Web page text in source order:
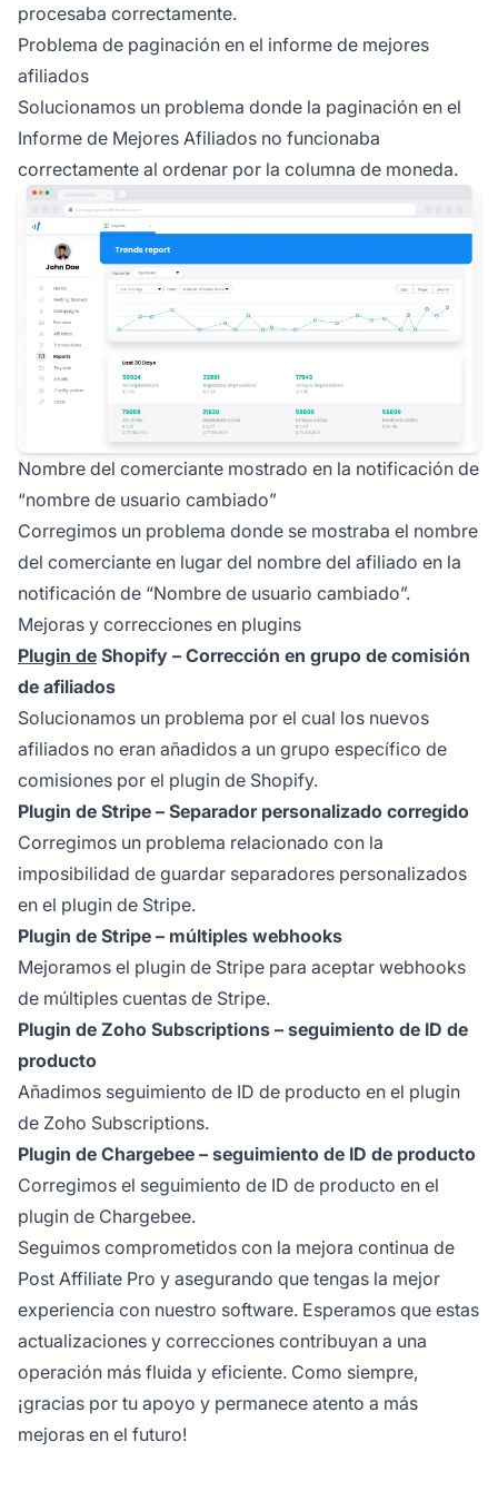
procesaba correctamente.
Problema de paginación en el informe de mejores
afiliados
Solucionamos un problema donde la paginación en el
Informe de Mejores Afiliados no funcionaba
correctamente al ordenar por la columna de moneda.
Nombre del comerciante mostrado en la notificación de
“nombre de usuario cambiado”
Corregimos un problema donde se mostraba el nombre
del comerciante en lugar del nombre del afiliado en la
notificación de “Nombre de usuario cambiado”.
Mejoras y correcciones en plugins
Plugin de Shopify – Corrección en grupo de comisión
de afiliados
Solucionamos un problema por el cual los nuevos
afiliados no eran añadidos a un grupo específico de
comisiones por el plugin de Shopify.
Plugin de Stripe – Separador personalizado corregido
Corregimos un problema relacionado con la
imposibilidad de guardar separadores personalizados
en el plugin de Stripe.
Plugin de Stripe – múltiples webhooks
Mejoramos el plugin de Stripe para aceptar webhooks
de múltiples cuentas de Stripe.
Plugin de Zoho Subscriptions – seguimiento de ID de
producto
Añadimos seguimiento de ID de producto en el plugin
de Zoho Subscriptions.
Plugin de Chargebee – seguimiento de ID de producto
Corregimos el seguimiento de ID de producto en el
plugin de Chargebee.
Seguimos comprometidos con la mejora continua de
Post Affiliate Pro y asegurando que tengas la mejor
experiencia con nuestro software. Esperamos que estas
actualizaciones y correcciones contribuyan a una
operación más fluida y eficiente. Como siempre,
¡gracias por tu apoyo y permanece atento a más
mejoras en el futuro!